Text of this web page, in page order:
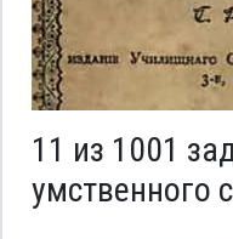
11 из 1001
умственного